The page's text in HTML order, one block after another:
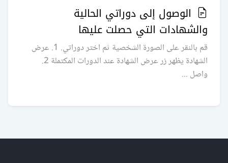
الوصول إلى دوراتي الحالية
والشهادات التي حصلت عليها
قم بالنقر على الصورة الشخصية ثم اختر دوراتي. 1. عرض
الشهادة يظهر زر عرض الشهادة عند الدورات المكتملة 2.
واصل ...